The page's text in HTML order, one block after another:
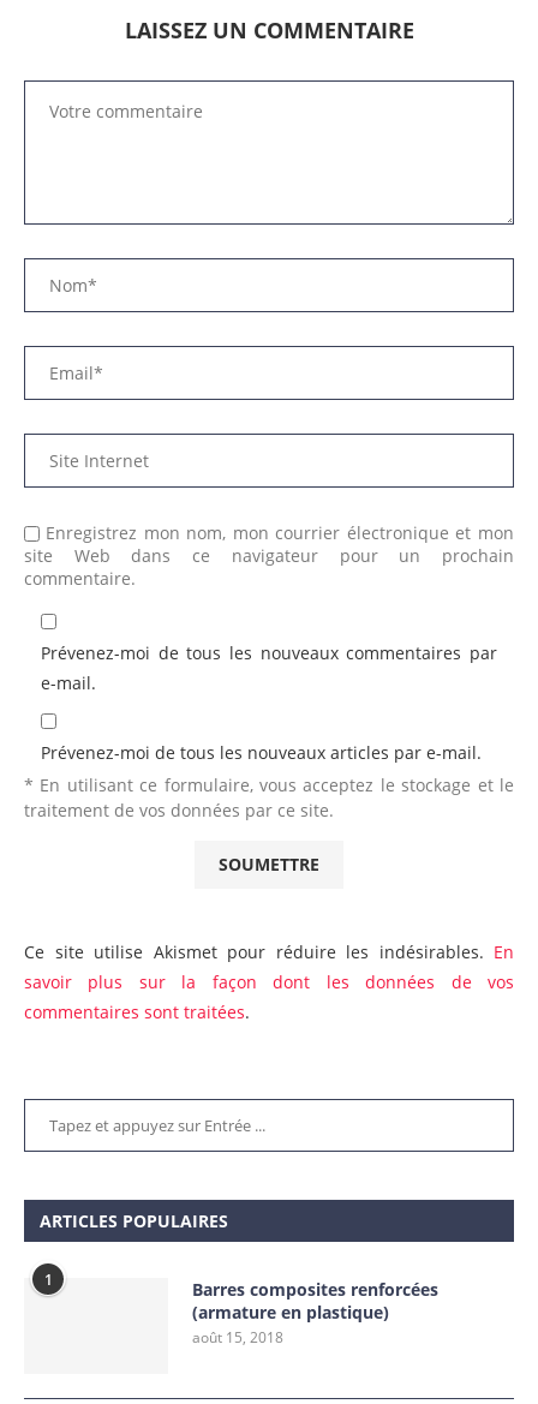
LAISSEZ UN COMMENTAIRE
Enregistrez mon nom, mon courrier électronique et mon
site Web dans ce navigateur pour un prochain
commentaire.
Prévenez-moi de tous les nouveaux commentaires par
e-mail.
Prévenez-moi de tous les nouveaux articles par e-mail.
* En utilisant ce formulaire, vous acceptez le stockage et le
traitement de vos données par ce site.
Ce site utilise Akismet pour réduire les indésirables. En
savoir plus sur la façon dont les données de vos
commentaires sont traitées.
ARTICLES POPULAIRES
1
Barres composites renforcées
(armature en plastique)
août 15, 2018